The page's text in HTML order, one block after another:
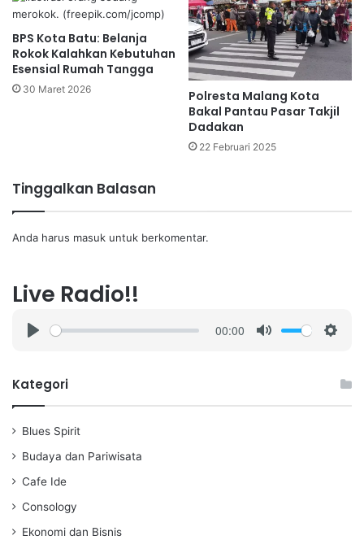
BPS Kota Batu: Belanja
Rokok Kalahkan Kebutuhan
Esensial Rumah Tangga
30 Maret 2026
Polresta Malang Kota
Bakal Pantau Pasar Takjil
Dadakan
22 Februari 2025
Tinggalkan Balasan
Anda harus masuk untuk berkomentar.
Live Radio!!
a
00:00
Kategori
Blues Spirit
Budaya dan Pariwisata
Cafe Ide
Consology
Ekonomi dan Bisnis